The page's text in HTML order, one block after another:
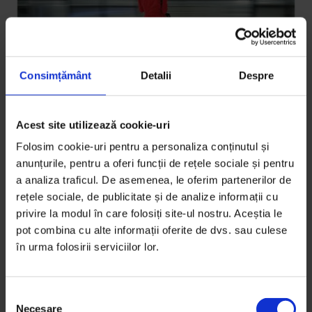
Consimțământ Detalii Despre
Acest site utilizează cookie-uri
Folosim cookie-uri pentru a personaliza conținutul și
anunțurile, pentru a oferi funcții de rețele sociale și pentru
a analiza traficul. De asemenea, le oferim partenerilor de
rețele sociale, de publicitate și de analize informații cu
privire la modul în care folosiți site-ul nostru. Aceștia le
pot combina cu alte informații oferite de dvs. sau culese
în urma folosirii serviciilor lor.
Necesare
Brand Story ,Texte
[DoR & Huawei] Bucureștiul, cum ar
putea să fie
Cum îți găsești puterea să te implici când nu poți să
întorci privirea de la răul altuia. Poveste realizată
împreună…
Fotografii de